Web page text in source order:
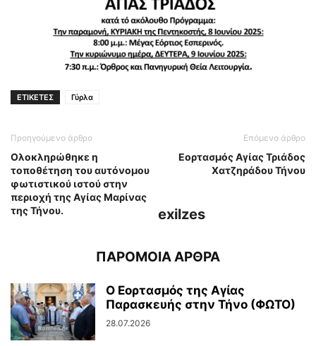
ΕΤΙΚΕΤΕΣ Γύρλα
Προηγούμενο άρθρο
Ολοκληρώθηκε η
τοποθέτηση του αυτόνομου
φωτιστικού ιστού στην
περιοχή της Αγίας Μαρίνας
της Τήνου.
Επόμενο άρθρο
Εορτασμός Αγίας Τριάδος
Χατζηράδου Τήνου
exilzes
ΠΑΡΟΜΟΙΑ ΑΡΘΡΑ
Ο Εορτασμός της Αγίας
Παρασκευής στην Τήνο (ΦΩΤΟ)
28.07.2026